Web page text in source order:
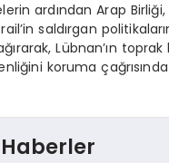
ardından Arap Birliği,
saldırgan
Lübnan’ın
koruma